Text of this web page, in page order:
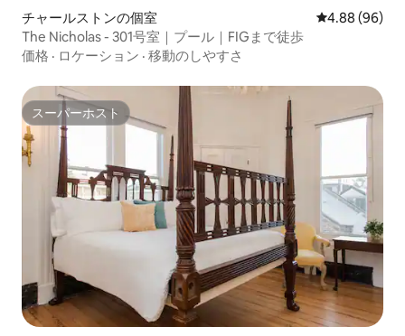
チャールストンの個室 レビュー96件
4.88 (96)
The Nicholas - 301号室｜プール｜FIGまで徒歩
価格 · ロケーション · 移動のしやすさ
スーパーホスト
スーパーホスト